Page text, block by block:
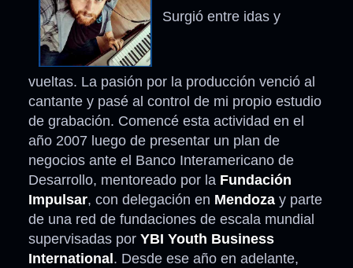
Surgió entre idas y
vueltas. La pasión por la producción venció al
cantante y pasé al control de mi propio estudio
de grabación. Comencé esta actividad en el
año 2007 luego de presentar un plan de
negocios ante el Banco Interamericano de
Desarrollo, mentoreado por la Fundación
Impulsar, con delegación en Mendoza y parte
de una red de fundaciones de escala mundial
supervisadas por YBI Youth Business
International . Desde ese año en adelante,